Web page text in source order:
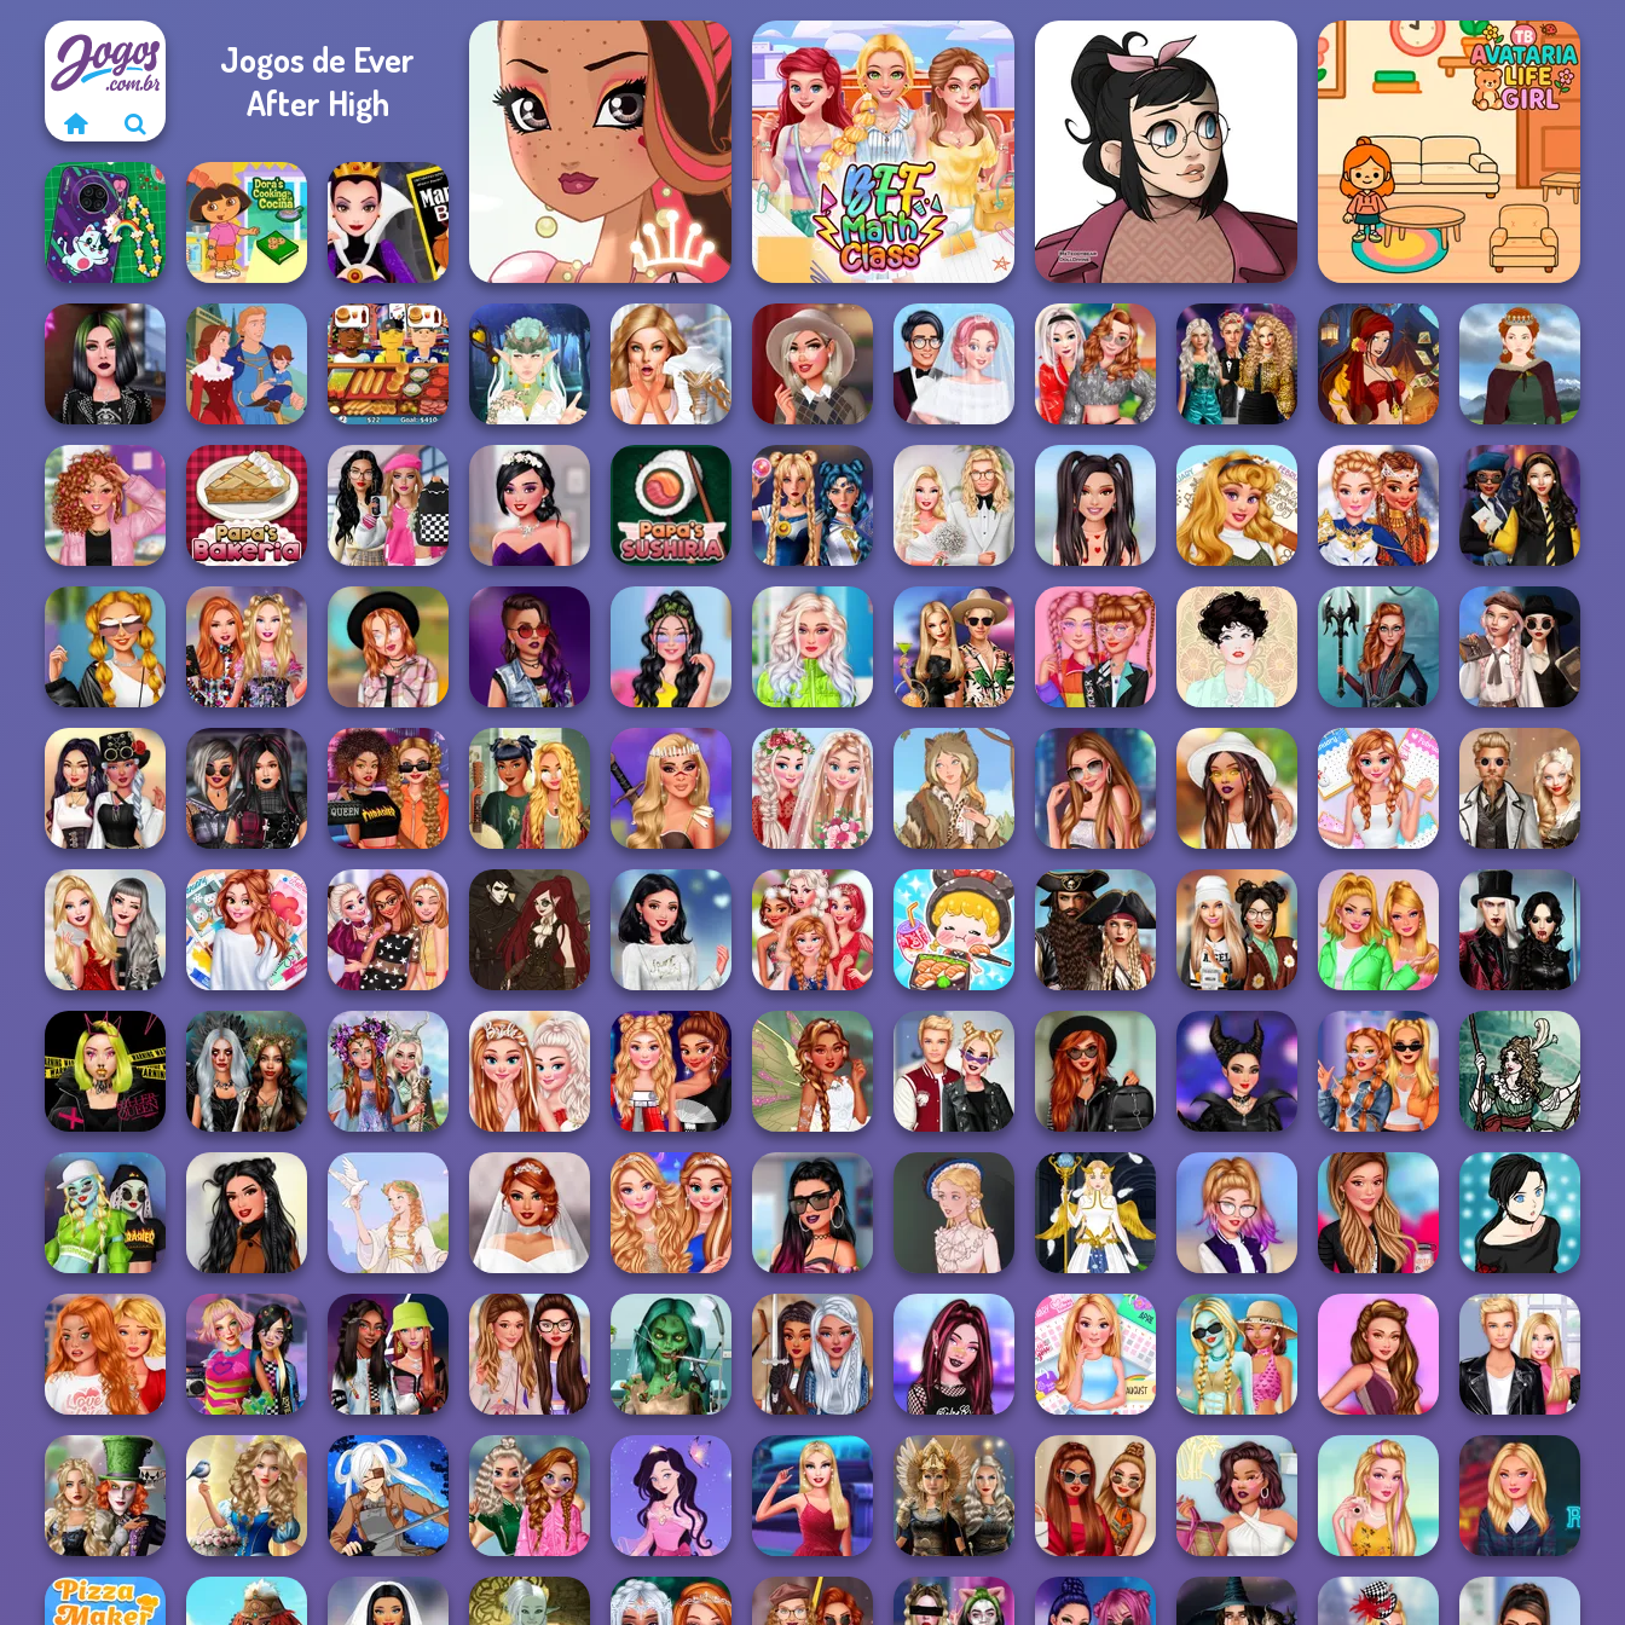
Jogos de Ever
After High
Fairy Tale High BFF Math Class Casual Icon Maker TB Avataria Life Girl
DIY Phone Case
Shop
Dora Cooking in
la Cucina
Evil Queen's
Revenge
TikTok Divas DIY
Makeup
Life Story Hot Dog Bush
Mega Fantasy
Avatar Creator
Bridezilla: Prank
The Bride
Hollywood Stars
#preppy
Perfect Cold
Season Wedding
Rival Sisters
Party Crashers
Ex-Boyfriend
Ed...
Fantasy Fortune
Teller
Medieval Woman
Baddie Vs Pretty Papa's Bakeria
Bab's Back to
School Style
Cha...
Uninvited
Bridesmaids
Papa's Sushiria
Sailor Moon And
Friends Cosmic...
Babs' Spring
Wedding
TikTok Divas
Lovecore
All Year Round
Fashion Addict...
Super Hero
School
Hogwarts
Princesses
Superheroes
TikTok Party
Looks
Bestie Birthday
Surprise
Tiktok Divas
Shacket Fashion
Pretty In Punk
Insta Girls First
Date Look Ti...
Puffer Jacket
Divas
BFFs' Birthday
Bash For Babs
TikTok #Kidcore
Models
Belle Époque
Centaur
Princesses
Wednesday's
Breakup
Handbook
Steampunk
Insta Princesses
Plus Sized Goth
Models
Celebrity Style
and Outfits
Goblincore
Aesthetic
Brave Princesses
My Romantic
Wedding
Grimm Beauty
Stylist For A Star
Arianna
TikTok Styles
Battle Boho vs
G...
All Year Round
Fashion Addict...
Steampunk
Wedding
Ellie: You Can Be
Anything
All Year Round
Fashion Addict...
Princesses
Become Pop
Stars
The Alchemist:
Steampunk PFP
M...
My Perfect Winter
Holiday Self...
BFF Turning Into
Bridezilla
ASMR Girl:
Livestream
Mukbang
Romance Of The
Seven Seas
Pira...
Dress To Impress
Back To Schoo...
TikTok Divas
Barbiecore
Twilight
Enchantment
Vampire R...
Urban Glam
Warriors
Enchanted
Realms
Princesses
Fantasy
Makeover
Celebrity
Bachelorette
Party
Princesses This
Is Future
Turn Me Into A
Fairy
Kiss, Marry, Hate
Challenge
Villains Vs
Princesses
School...
Princesses
Villain Party
Crash...
Fashionable
School Girls
Moonlit
Masquerade
Monster Girls
Rivalry
Dreamy Winter
Date
Greek Gods
Plus Size
Wedding
Princesses Miss
World Challeng...
TikTok Stars
#justforfun
Victorian Alice
Video Game
Avatar Creator
TikTok Divas Cute
School Pleat...
Paparazzi
Fashionista
Manga Creator -
Rebels Page 2
Bestie To The
Rescue Breakup
P...
BFFs Weirdcore
Aesthetic
Fashionistas'
Faceoff
Stars Date War
Ghoulish To
Gorgeous Cool
Zomb...
Warrior
Princesses
TikTok Fashion
Slot Machine
Ellie All Year
Round Fashion
A...
Monster Girls
Missing Summer
Insta Girls Gala
Prep
Roomies Blind
Date